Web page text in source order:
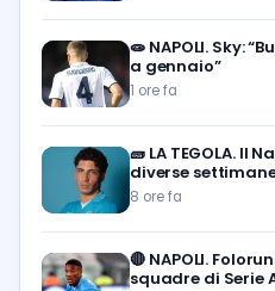
🧫 NAPOLI. Sky:
a gennaio”
1 ore fa
🧱 LA TEGOLA. Il
diverse
8 ore fa
🔴 NAPOLI.
squadre di Serie